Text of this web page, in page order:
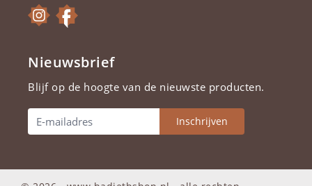
Nieuwsbrief
Blijf op de hoogte van de nieuwste producten.
Inschrijven